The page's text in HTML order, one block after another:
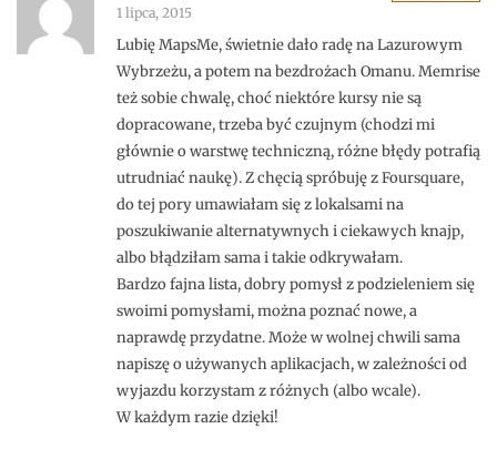
1 lipca, 2015
Lubię MapsMe, świetnie dało radę na Lazurowym
Wybrzeżu, a potem na bezdrożach Omanu. Memrise
też sobie chwalę, choć niektóre kursy nie są
dopracowane, trzeba być czujnym (chodzi mi
głównie o warstwę techniczną, różne błędy potrafią
utrudniać naukę). Z chęcią spróbuję z Foursquare,
do tej pory umawiałam się z lokalsami na
poszukiwanie alternatywnych i ciekawych knajp,
albo błądziłam sama i takie odkrywałam.
Bardzo fajna lista, dobry pomysł z podzieleniem się
swoimi pomysłami, można poznać nowe, a
naprawdę przydatne. Może w wolnej chwili sama
napiszę o używanych aplikacjach, w zależności od
wyjazdu korzystam z różnych (albo wcale).
W każdym razie dzięki!